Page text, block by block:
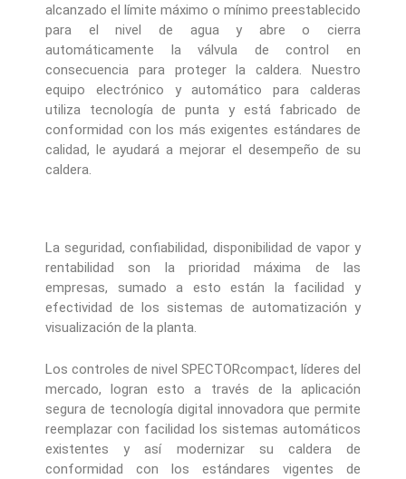
alcanzado el límite máximo o mínimo preestablecido
para el nivel de agua y abre o cierra
automáticamente la válvula de control en
consecuencia para proteger la caldera. Nuestro
equipo electrónico y automático para calderas
utiliza tecnología de punta y está fabricado de
conformidad con los más exigentes estándares de
calidad, le ayudará a mejorar el desempeño de su
caldera.
La seguridad, confiabilidad, disponibilidad de vapor y
rentabilidad son la prioridad máxima de las
empresas, sumado a esto están la facilidad y
efectividad de los sistemas de automatización y
visualización de la planta.
Los controles de nivel SPECTORcompact, líderes del
mercado, logran esto a través de la aplicación
segura de tecnología digital innovadora que permite
reemplazar con facilidad los sistemas automáticos
existentes y así modernizar su caldera de
conformidad con los estándares vigentes de